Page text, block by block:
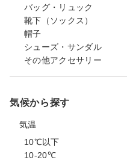
バッグ・リュック
靴下（ソックス）
帽子
シューズ・サンダル
その他アクセサリー
気候から探す
気温
10℃以下
10-20℃